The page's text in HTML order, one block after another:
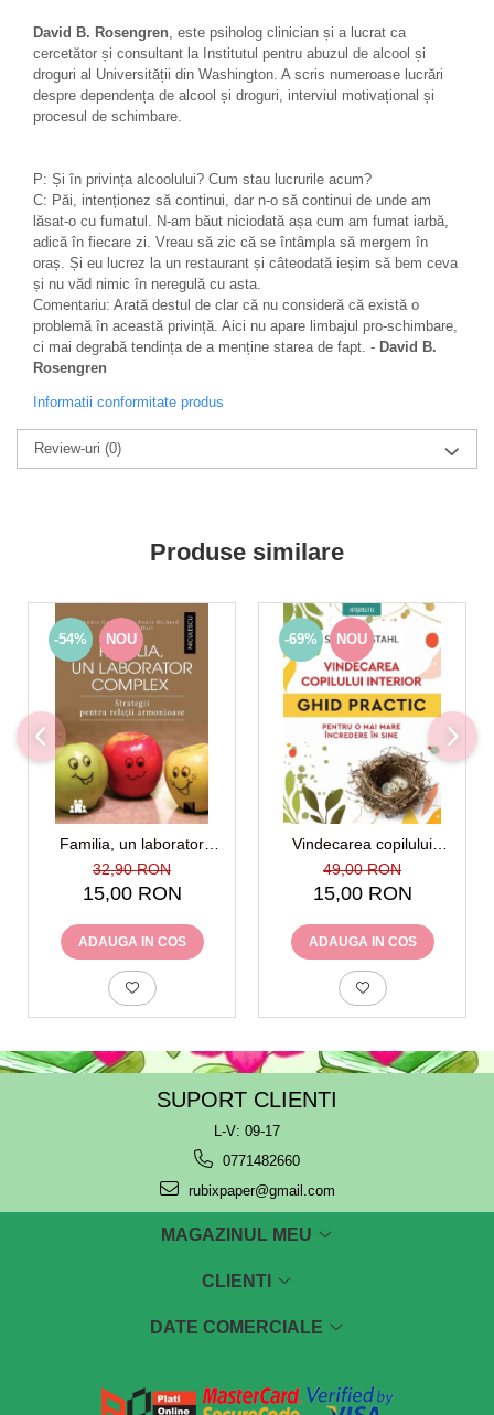
David B. Rosengren, este psiholog clinician și a lucrat ca
cercetător și consultant la Institutul pentru abuzul de alcool și
droguri al Universității din Washington. A scris numeroase lucrări
despre dependența de alcool și droguri, interviul motivațional și
procesul de schimbare.
P: Și în privința alcoolului? Cum stau lucrurile acum?
C: Păi, intenționez să continui, dar n‑o să continui de unde am
lăsat‑o cu fumatul. N‑am băut niciodată așa cum am fumat iarbă,
adică în fiecare zi. Vreau să zic că se întâmpla să mergem în
oraș. Și eu lucrez la un restaurant și câteodată ieșim să bem ceva
și nu văd nimic în neregulă cu asta.
Comentariu: Arată destul de clar că nu consideră că există o
problemă în această privință. Aici nu apare limbajul pro‑schimbare,
ci mai degrabă tendința de a menține starea de fapt. - David B.
Rosengren
Informatii conformitate produs
Review-uri (0)
Produse similare
-54% NOU
Familia, un laborator
complex
32,90 RON
15,00 RON
ADAUGA IN COS
-69% NOU
Vindecarea copilului
interior. Ghid practic pentru
o mai mare incredere in
sine
49,00 RON
15,00 RON
ADAUGA IN COS
SUPORT CLIENTI
L-V: 09-17
0771482660
rubixpaper@gmail.com
MAGAZINUL MEU
CLIENTI
DATE COMERCIALE